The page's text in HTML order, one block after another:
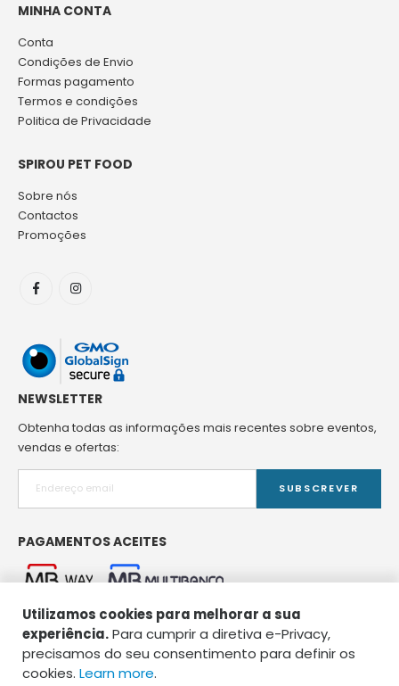
Utilizamos cookies para melhorar a sua
experiência.Para cumprir a diretiva e-Privacy,
precisamos do seu consentimento para definir os
cookies. Learn more.
MINHA CONTA
Conta
Condições de Envio
Formas pagamento
Termos e condições
Politica de Privacidade
SPIROU PET FOOD
Sobre nós
Contactos
Promoções
NEWSLETTER
Obtenha todas as informações mais recentes sobre eventos,
vendas e ofertas:
SUBSCREVER
PAGAMENTOS ACEITES